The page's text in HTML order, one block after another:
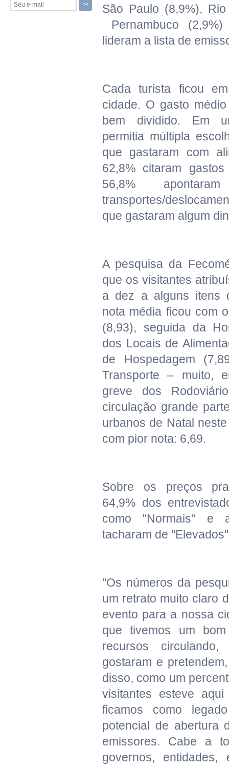
Seu e-mail
São Paulo (8,9%),
Pernambuco
lideram a lista de
Cada turista ficou
cidade. O gasto
bem dividido. Em
permitia múltipla
que gastaram com
62,8% citaram
56,8%
transportes/
que gastaram algum
A pesquisa da
que os visitantes
a dez a alguns itens
nota média ficou com
(8,93), seguida da
dos Locais de
de Hospedagem
Transporte – muito,
greve dos
circulação grande
urbanos de Natal
com pior nota: 6,69.
Sobre os preços
64,9% dos
como "Normais" e
tacharam de
"Os números da
um retrato muito claro
evento para a nossa
que tivemos um
recursos
gostaram e
disso, como um
visitantes esteve
ficamos como
potencial de abertura
emissores. Cabe a
governos, entidades,